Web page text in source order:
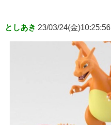
としあき 23/03/24(金)10:25:56